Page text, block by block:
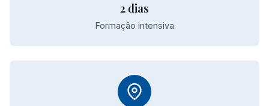
2 dias
Formação intensiva